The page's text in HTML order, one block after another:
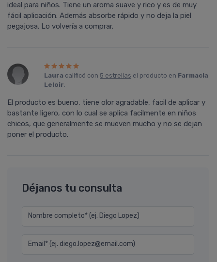
ideal para niños. Tiene un aroma suave y rico y es de muy
fácil aplicación. Además absorbe rápido y no deja la piel
pegajosa. Lo volvería a comprar.
Laura calificó con 5 estrellas el producto en Farmacia
Leloir.
El producto es bueno, tiene olor agradable, facil de aplicar y
bastante ligero, con lo cual se aplica facilmente en niños
chicos, que generalmente se mueven mucho y no se dejan
poner el producto.
Déjanos tu consulta
Nombre completo* (ej. Diego Lopez)
Email* (ej. diego.lopez@email.com)